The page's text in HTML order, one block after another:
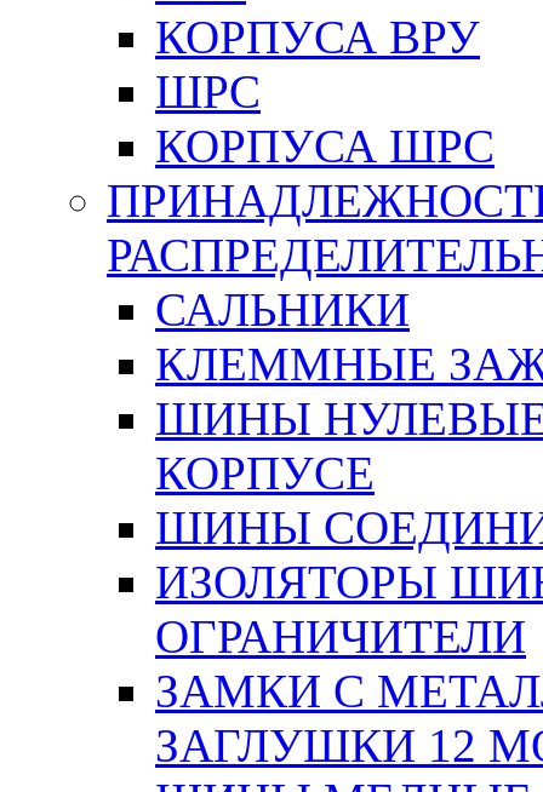
КОРПУСА ВРУ
ШРС
КОРПУСА ШРС
САЛЬНИКИ
КЛЕММНЫЕ
ШИНЫ
КОРПУСЕ
ШИНЫ
ИЗОЛЯТОРЫ
ОГРАНИЧИТЕЛИ
ЗАМКИ С
ЗАГЛУШКИ 12